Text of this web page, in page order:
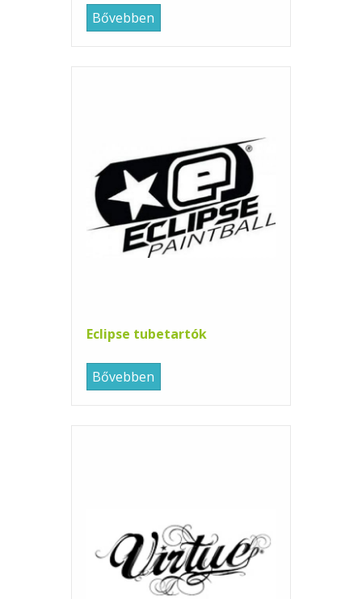
Bővebben
Eclipse tubetartók
Bővebben